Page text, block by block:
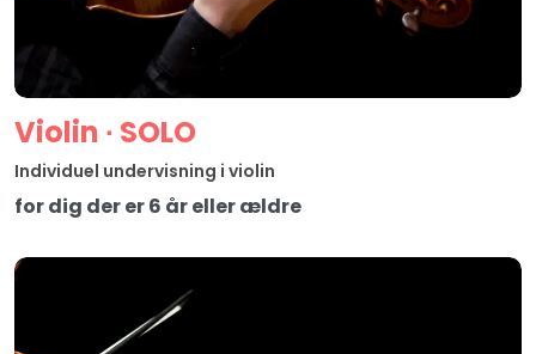
Violin ∙ SOLO
Individuel undervisning i violin
for dig der er 6 år eller ældre